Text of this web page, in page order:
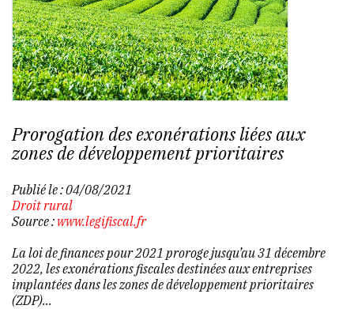
Prorogation des exonérations liées aux
zones de développement prioritaires
Publié le :04/08/2021
Droit rural
Source : www.legifiscal.fr
La loi de finances pour 2021 proroge jusqu’au 31 décembre
2022, les exonérations fiscales destinées aux entreprises
implantées dans les zones de développement prioritaires
(ZDP)...